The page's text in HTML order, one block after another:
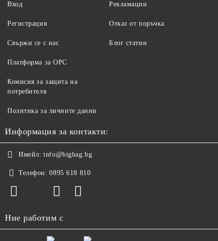
Вход
Регистрация
Свържи се с нас
Рекламации
Отказ от поръчка
Блог статии
Платформа за ОРС
Комисия за защита на
потребителя
Политика за личните данни
Информация за контакти:
Имейл: info@bigbag.bg
Телефон: 0895 618 810
Ние работим с